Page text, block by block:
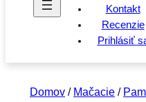
Kontakt
Recenzie
Prihlásiť
Domov / Mačacie /